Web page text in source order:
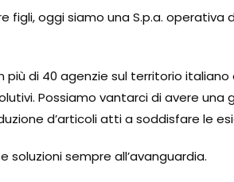
oggi siamo una S.p.a. operativa
di 40 agenzie sul territorio
Possiamo vantarci di avere
d’articoli atti a soddisfare le
soluzioni sempre all’avanguardia.